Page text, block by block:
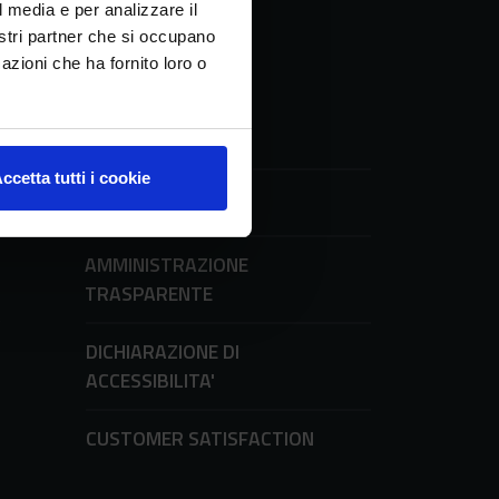
e per analizzare il
partner che si occupano
che ha fornito loro o
tutti i cookie
UFFICIO STAMPA
AMMINISTRAZIONE
TRASPARENTE
DICHIARAZIONE DI
ACCESSIBILITA'
CUSTOMER SATISFACTION